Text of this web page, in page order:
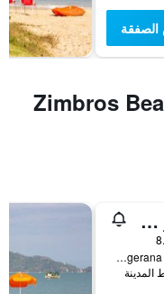
بوسادا كانتو جراندى
Rua Cangerana 33, Canto Grande, بومبينهاس, البرازيل